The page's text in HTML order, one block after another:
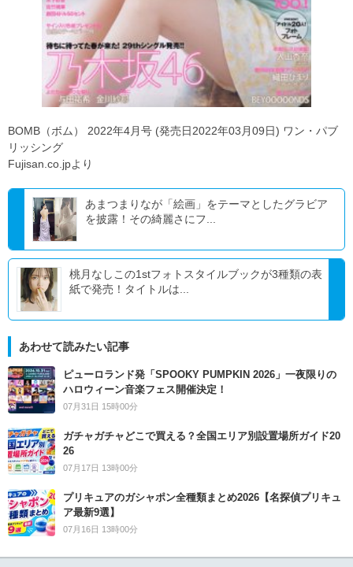
BOMB（ボム） 2022年4月号 (発売日2022年03月09日) ワン・パブ
リッシング
Fujisan.co.jpより
あまつまりなが「絵画」をテーマとしたグラビア
を披露！その綺麗さにフ...
桃月なしこの1stフォトスタイルブックが3種類の表
紙で発売！タイトルは...
あわせて読みたい記事
ピューロランド発「SPOOKY PUMPKIN 2026」一夜限りの
ハロウィーン音楽フェス開催決定！
07月31日 15時00分
ガチャガチャどこで買える？全国エリア別設置場所ガイド20
26
07月17日 13時00分
プリキュアのガシャポン全種類まとめ2026【名探偵プリキュ
ア最新9選】
07月16日 13時00分